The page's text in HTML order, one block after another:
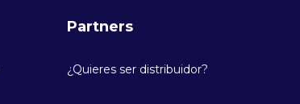
Partners
¿Quieres ser distribuidor?